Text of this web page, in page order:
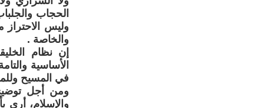
الحجاب
وليس الاحتراز
والخاصة .
إن نظام
الأساسية
في المسيح
ومن أجل
والإسلام، أرى